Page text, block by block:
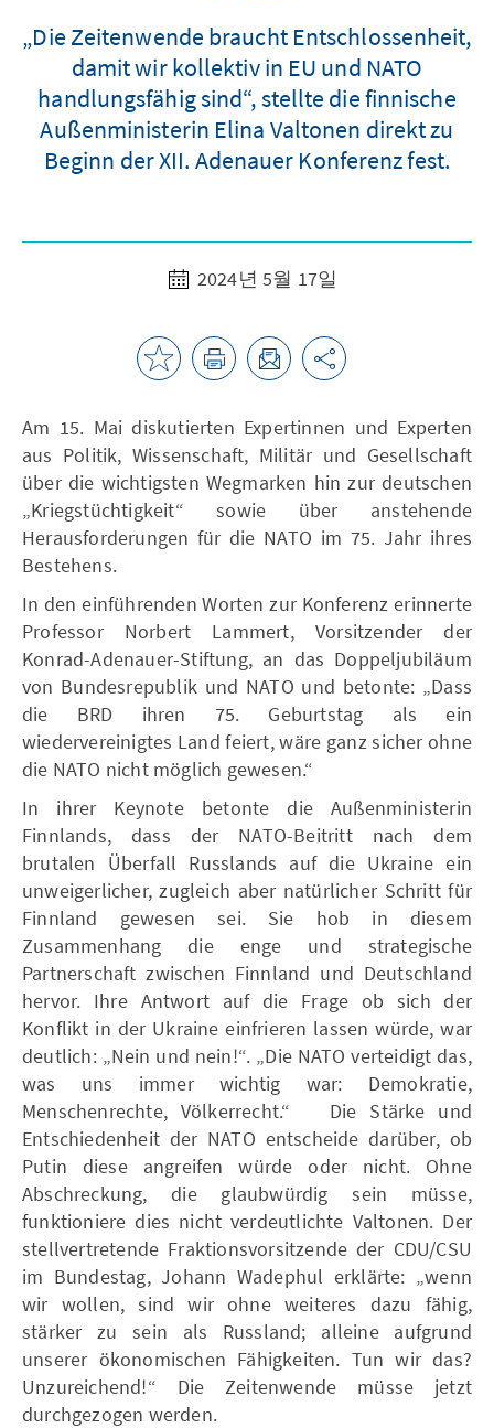
„Die Zeitenwende braucht Entschlossenheit,
damit wir kollektiv in EU und NATO
handlungsfähig sind“, stellte die finnische
Außenministerin Elina Valtonen direkt zu
Beginn der XII. Adenauer Konferenz fest.
2024년 5월 17일
Am 15. Mai diskutierten Expertinnen und Experten
aus Politik, Wissenschaft, Militär und Gesellschaft
über die wichtigsten Wegmarken hin zur deutschen
„Kriegstüchtigkeit“ sowie über anstehende
Herausforderungen für die NATO im 75. Jahr ihres
Bestehens.
In den einführenden Worten zur Konferenz erinnerte
Professor Norbert Lammert, Vorsitzender der
Konrad-Adenauer-Stiftung, an das Doppeljubiläum
von Bundesrepublik und NATO und betonte: „Dass
die BRD ihren 75. Geburtstag als ein
wiedervereinigtes Land feiert, wäre ganz sicher ohne
die NATO nicht möglich gewesen.“
In ihrer Keynote betonte die Außenministerin
Finnlands, dass der NATO-Beitritt nach dem
brutalen Überfall Russlands auf die Ukraine ein
unweigerlicher, zugleich aber natürlicher Schritt für
Finnland gewesen sei. Sie hob in diesem
Zusammenhang die enge und strategische
Partnerschaft zwischen Finnland und Deutschland
hervor. Ihre Antwort auf die Frage ob sich der
Konflikt in der Ukraine einfrieren lassen würde, war
deutlich: „Nein und nein!“. „Die NATO verteidigt das,
was uns immer wichtig war: Demokratie,
Menschenrechte, Völkerrecht.“ Die Stärke und
Entschiedenheit der NATO entscheide darüber, ob
Putin diese angreifen würde oder nicht. Ohne
Abschreckung, die glaubwürdig sein müsse,
funktioniere dies nicht verdeutlichte Valtonen. Der
stellvertretende Fraktionsvorsitzende der CDU/CSU
im Bundestag, Johann Wadephul erklärte: „wenn
wir wollen, sind wir ohne weiteres dazu fähig,
stärker zu sein als Russland; alleine aufgrund
unserer ökonomischen Fähigkeiten. Tun wir das?
Unzureichend!“ Die Zeitenwende müsse jetzt
durchgezogen werden.